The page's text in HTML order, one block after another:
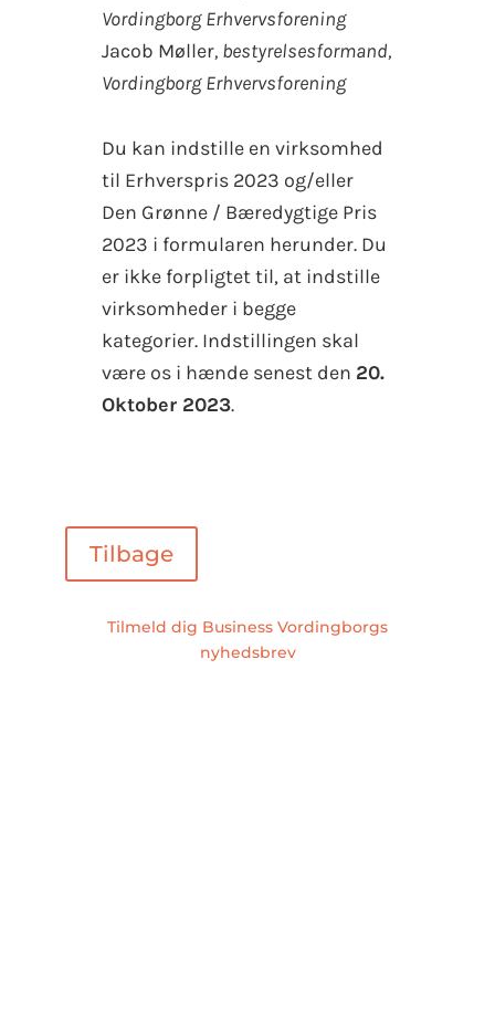
Vordingborg Erhvervsforening
Jacob Møller, bestyrelsesformand,
Vordingborg Erhvervsforening
Du kan indstille en virksomhed
til Erhverspris 2023 og/eller
Den Grønne / Bæredygtige Pris
2023 i formularen herunder. Du
er ikke forpligtet til, at indstille
virksomheder i begge
kategorier. Indstillingen skal
være os i hænde senest den 20.
Oktober 2023.
Tilbage
Tilmeld dig Business Vordingborgs
nyhedsbrev